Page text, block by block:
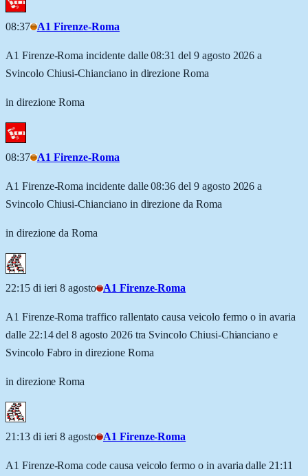
08:37 A1 Firenze-Roma
A1 Firenze-Roma incidente dalle 08:31 del 9 agosto 2026 a
Svincolo Chiusi-Chianciano in direzione Roma
in direzione Roma
08:37 A1 Firenze-Roma
A1 Firenze-Roma incidente dalle 08:36 del 9 agosto 2026 a
Svincolo Chiusi-Chianciano in direzione da Roma
in direzione da Roma
22:15 di ieri 8 agosto A1 Firenze-Roma
A1 Firenze-Roma traffico rallentato causa veicolo fermo o in avaria
dalle 22:14 del 8 agosto 2026 tra Svincolo Chiusi-Chianciano e
Svincolo Fabro in direzione Roma
in direzione Roma
21:13 di ieri 8 agosto A1 Firenze-Roma
A1 Firenze-Roma code causa veicolo fermo o in avaria dalle 21:11